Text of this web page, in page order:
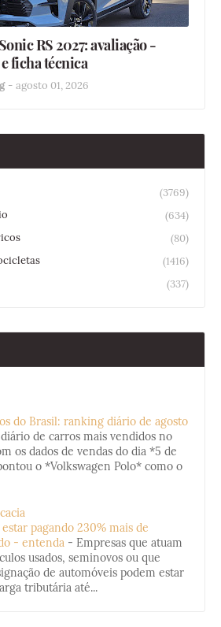
RS 2027: avaliação -
ficha técnica
- agosto 01, 2026
(3769)
(634)
(80)
(1416)
(337)
do Brasil: ranking diário de agosto
de carros mais vendidos no
os dados de vendas do dia *5 de
o *Volkswagen Polo* como o
pagando 230% mais de
- entenda - Empresas que atuam
usados, seminovos ou que
de automóveis podem estar
tributária até...